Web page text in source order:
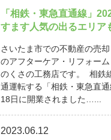
「相鉄・東急直通線」
すます人気の出るエリア
さいたま市での不動産の売
のアフターケア・リフォー
のくさの工務店です。 相鉄
通運転する「相鉄・東急直
18日に開業されました…...
2023.06.12